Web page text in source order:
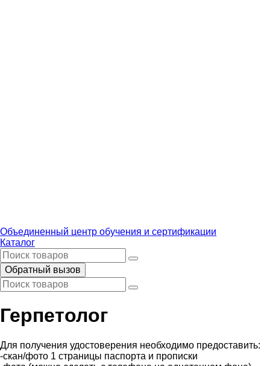
Объединенный центр обучения и сертификации
Каталог
Обратный вызов
Герпетолог
Для получения удостоверения необходимо предоставить:
-скан/фото 1 страницы паспорта и прописки